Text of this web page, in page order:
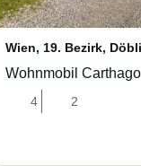
Wien, 19. Bezirk,
Wohnmobil Carthago
4 2